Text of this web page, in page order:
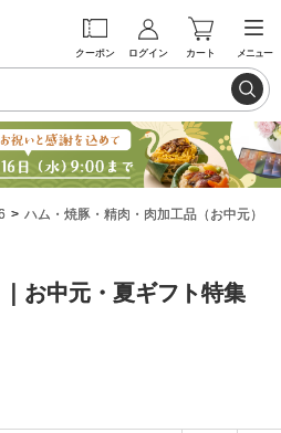
クーポン ログイン カート メニュー
ハム・焼豚・精肉・肉加工品（お中元）
お中元・夏ギフト特集